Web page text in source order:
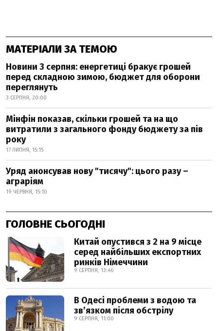
МАТЕРІАЛИ ЗА ТЕМОЮ
Новини 3 серпня: енергетиці бракує грошей
перед складною зимою, бюджет для оборони
переглянуть
3 СЕРПНЯ, 20:00
Мінфін показав, скільки грошей та на що
витратили з загального фонду бюджету за пів
року
17 ЛИПНЯ, 15:15
Уряд анонсував нову "тисячу": цього разу –
аграріям
19 ЧЕРВНЯ, 15:10
ГОЛОВНЕ СЬОГОДНІ
Китай опустився з 2 на 9 місце
серед найбільших експортних
ринків Німеччини
9 СЕРПНЯ, 13:46
В Одесі проблеми з водою та
звʼязком після обстрілу
9 СЕРПНЯ, 11:00